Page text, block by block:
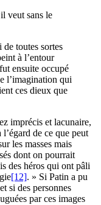
veut sans le
toutes sortes
à l’entour
ensuite occupé
l’imagination qui
ces dieux que
imprécis et lacunaire,
de ce que peut
les masses mais
dont on pourrait
des héros qui ont pâli
[12]. » Si Patin a pu
si des personnes
par ces images